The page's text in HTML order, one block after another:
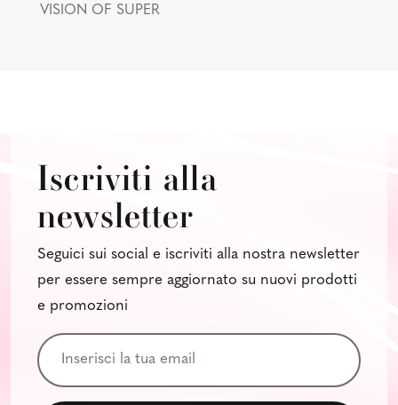
VISION OF SUPER
Iscriviti alla
newsletter
Seguici sui social e iscriviti alla nostra newsletter
per essere sempre aggiornato su nuovi prodotti
e promozioni